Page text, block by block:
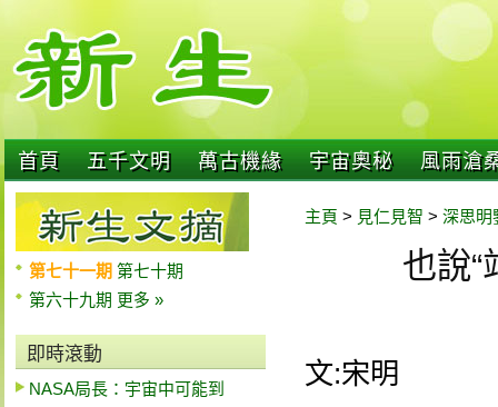
首頁 五千文明 萬古機緣 宇宙奧秘 風雨滄
第七十一期 第七十期
第六十九期 更多 »
即時滾動
NASA局長：宇宙中可能到
主頁 > 見仁見智 > 深思明
也說“
文:宋明